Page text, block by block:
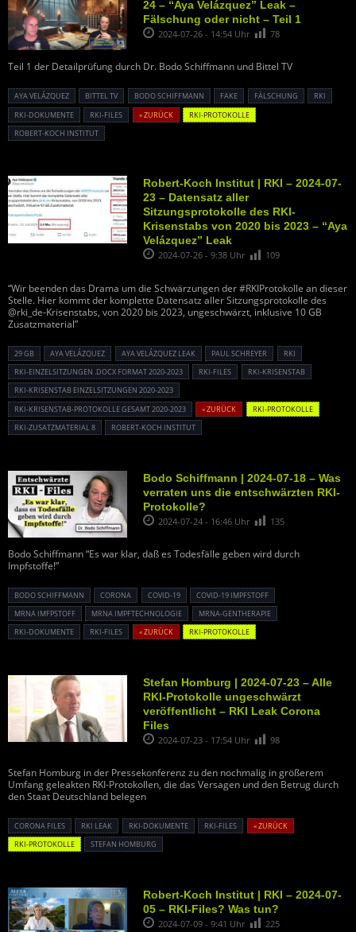
24 – “Aya Velázquez” Leak –
Fälschung oder nicht – Teil 1
2024-07-26 - 14:54 Uhr 78
Teil 1 der Detailprüfung durch Dr. Bodo Schiffmann und Bittel TV
AYA VELÁZQUEZ BITTEL TV BODO SCHIFFMANN FAKE FÄLSCHUNG
RKI
RKI-DOKUMENTE
RKI-FILES « ZURÜCK
RKI-PROTOKOLLE
ROBERT-KOCH INSTITUT
Robert-Koch Institut | RKI – 2024-07-
23 – Datensatz aller
Sitzungsprotokolle des RKI-
Krisenstabs von 2020 bis 2023 – “Aya
Velázquez” Leak
2024-07-26 - 9:38 Uhr 109
“Wir beenden das Drama um die Schwärzungen der #RKIProtokolle an dieser
Stelle. Hier kommt der komplette Datensatz aller Sitzungsprotokolle des
@rki_de-Krisenstabs, von 2020 bis 2023, ungeschwärzt, inklusive 10 GB
Zusatzmaterial”
29 GB AYA VELÁZQUEZ AYA VELÁZQUEZ LEAK PAUL SCHREYER
RKI
RKI-EINZELSITZUNGEN .DOCX FORMAT 2020-2023
RKI-FILES
RKI-KRISENSTAB
RKI-KRISENSTAB EINZELSITZUNGEN 2020-2023
RKI-KRISENSTAB-PROTOKOLLE GESAMT 2020-2023
« ZURÜCK
RKI-PROTOKOLLE
RKI-ZUSATZMATERIAL 8
ROBERT-KOCH INSTITUT
Bodo Schiffmann | 2024-07-18 – Was
verraten uns die entschwärzten RKI-
Protokolle?
2024-07-24 - 16:46 Uhr 135
Bodo Schiffmann “Es war klar, daß es Todesfälle geben wird durch
Impfstoffe!”
BODO SCHIFFMANN CORONA COVID-19
COVID-19 IMPFSTOFF
MRNA IMFPSTOFF
MRNA IMPFTECHNOLOGIE
MRNA-GENTHERAPIE
RKI-DOKUMENTE
RKI-FILES « ZURÜCK RKI-PROTOKOLLE
Stefan Homburg | 2024-07-23 – Alle
RKI-Protokolle ungeschwärzt
veröffentlicht – RKI Leak Corona
Files
2024-07-23 - 17:54 Uhr 98
Stefan Homburg in der Pressekonferenz zu den nochmalig in größerem
Umfang geleakten RKI-Protokollen, die das Versagen und den Betrug durch
den Staat Deutschland belegen
CORONA FILES RKI LEAK RKI-DOKUMENTE RKI-FILES
« ZURÜCK
RKI-PROTOKOLLE
STEFAN HOMBURG
Robert-Koch Institut | RKI – 2024-07-
05 – RKI-Files? Was tun?
2024-07-09 - 9:41 Uhr 225